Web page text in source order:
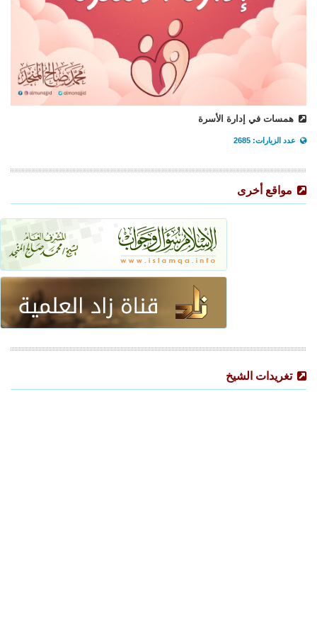
همسات في إدارة الأسرة
عدد الزيارات: 2685
مواقع أخرى
تغريدات الشيخ